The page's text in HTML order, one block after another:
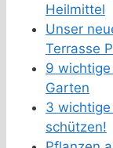
Heilmittel
Unser
Terrasse
9
Garten
3
schützen!